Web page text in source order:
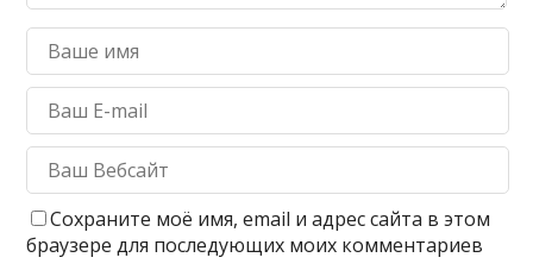
Сохраните моё имя, email и адрес сайта в этом
браузере для последующих моих комментариев